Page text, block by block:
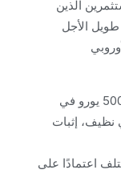
الذين
طويل الأجل
استثمار مؤهل (الأكثر شيوعًا هو 500,000 يورو في
نظيف، إثبات
أن تختلف اعتمادًا على